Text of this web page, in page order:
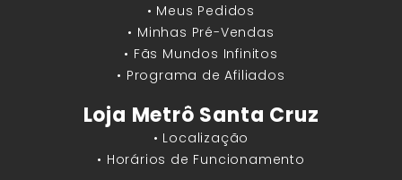
• Meus Pedidos
• Minhas Pré-Vendas
• Fãs Mundos Infinitos
• Programa de Afiliados
Loja Metrô Santa Cruz
• Localização
• Horários de Funcionamento